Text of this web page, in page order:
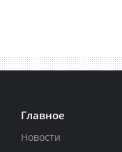
Главное
Новости